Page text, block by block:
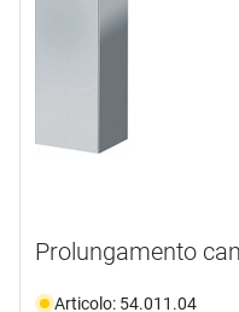
Prolungamento
Articolo: 54.011.04